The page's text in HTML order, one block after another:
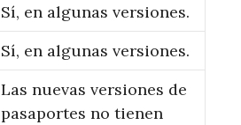
Sí, en algunas versiones.
Sí, en algunas versiones.
Las nuevas versiones de
pasaportes no tienen